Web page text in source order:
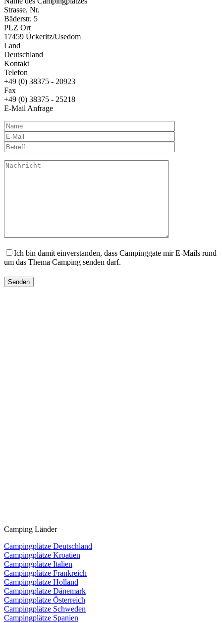
Strasse, Nr.
Bäderstr. 5
PLZ Ort
17459 Ückeritz/Usedom
Land
Deutschland
Kontakt
Telefon
+49 (0) 38375 - 20923
Fax
+49 (0) 38375 - 25218
E-Mail Anfrage
Ich bin damit einverstanden, dass Campinggate mir E-Mails rund
um das Thema Camping senden darf.
Camping Länder
Campingplätze Deutschland
Campingplätze Kroatien
Campingplätze Italien
Campingplätze Frankreich
Campingplätze Holland
Campingplätze Dänemark
Campingplätze Österreich
Campingplätze Schweden
Campingplätze Spanien